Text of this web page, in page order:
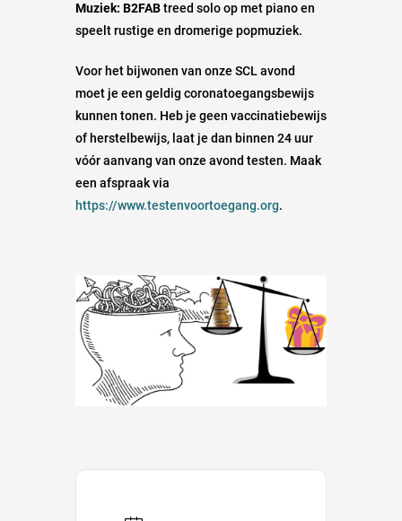
Muziek: B2FABtreed solo op met piano en
speelt rustige en dromerige popmuziek.
Voor het bijwonen van onze SCL avond
moet je een geldig coronatoegangsbewijs
kunnen tonen. Heb je geen vaccinatiebewijs
of herstelbewijs, laat je dan binnen 24 uur
vóór aanvang van onze avond testen. Maak
een afspraak via
https://www.testenvoortoegang.org.